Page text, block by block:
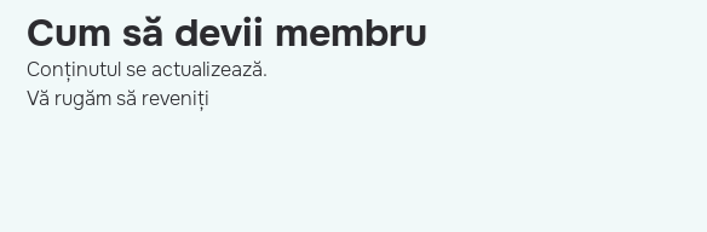
Cum să devii membru
Conținutul se actualizează.
Vă rugăm să reveniți